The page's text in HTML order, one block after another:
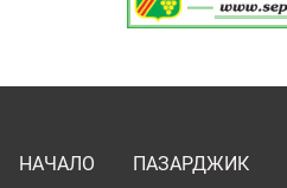
НАЧАЛО ПАЗАРДЖИК